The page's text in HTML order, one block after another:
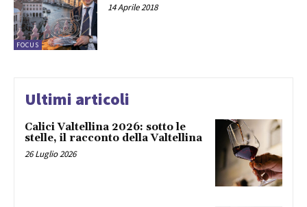
FOCUS
14 Aprile 2018
Ultimi articoli
Calici Valtellina 2026: sotto le
stelle, il racconto della Valtellina
26 Luglio 2026